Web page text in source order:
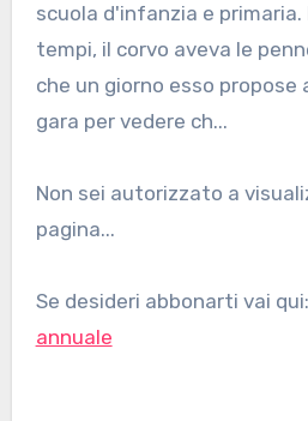
scuola d'infanzia e primaria.
tempi, il corvo aveva le
che un giorno esso propose
gara per vedere ch...
Non sei autorizzato a visualizzare questa
pagina...
Se desideri abbonarti vai qui:
annuale